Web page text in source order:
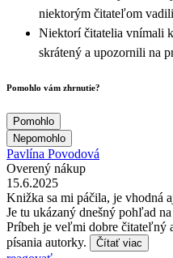
niektorým čitateľom
Niektorí čitatelia vnímali
skrátený a upozornili na
Pomohlo vám zhrnutie?
Pomohlo
Nepomohlo
Pavlína Povodová
Overený nákup
15.6.2025
Knižka sa mi páčila, je vhodná
Je tu ukázaný dnešný pohľad
Príbeh je veľmi dobre čitateľný
písania autorky.
Čítať viac